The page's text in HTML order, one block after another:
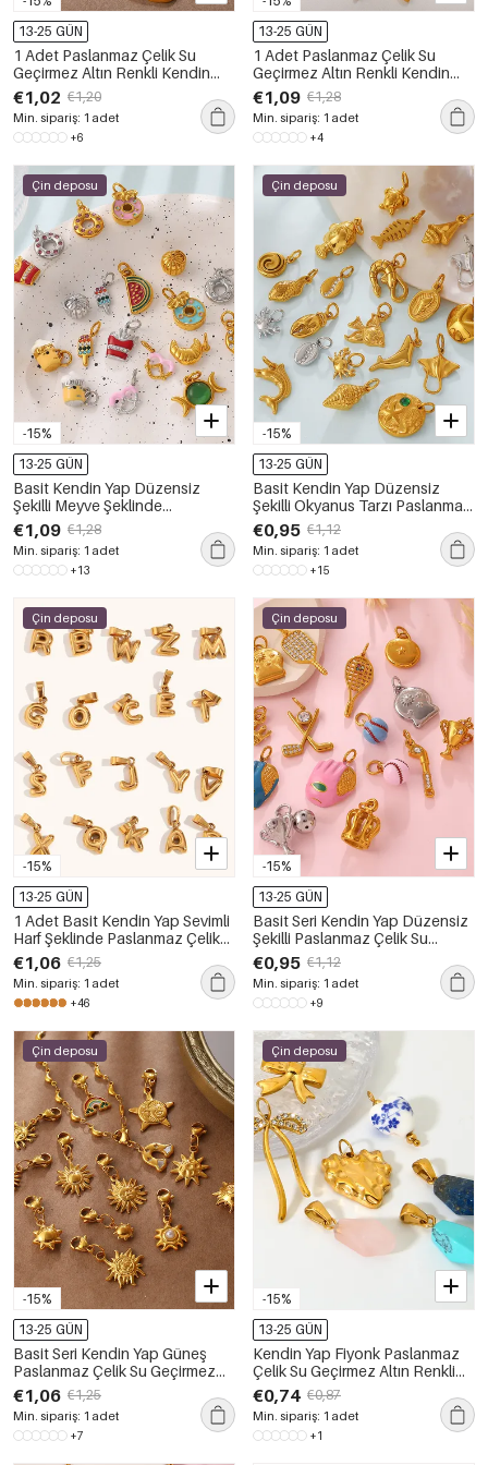
13-25 GÜN
1 Adet Paslanmaz Çelik Su
Geçirmez Altın Renkli Kendin
Yap Kolye
€1,02 €1,20
Min. sipariş: 1 adet
+6
13-25 GÜN
1 Adet Paslanmaz Çelik Su
Geçirmez Altın Renkli Kendin
Yap Kolye
€1,09 €1,28
Min. sipariş: 1 adet
+4
-15%
Çin deposu
13-25 GÜN
Basit Kendin Yap Düzensiz
Şekilli Meyve Şeklinde
Paslanmaz Çelik Su Geçirmez
Altın Renkli Yapay Elmas Kolye
Uçları
€1,09 €1,28
Min. sipariş: 1 adet
+13
-15%
Çin deposu
13-25 GÜN
Basit Kendin Yap Düzensiz
Şekilli Okyanus Tarzı Paslanmaz
Çelik Su Geçirmez Altın Renkli
Yapay Elmas Kolye Uçları
€0,95 €1,12
Min. sipariş: 1 adet
+15
-15%
Çin deposu
13-25 GÜN
1 Adet Basit Kendin Yap Sevimli
Harf Şeklinde Paslanmaz Çelik
Su Geçirmez Altın Renkli Kadın
Kolye Ucu
€1,06 €1,25
Min. sipariş: 1 adet
+46
-15%
Çin deposu
13-25 GÜN
Basit Seri Kendin Yap Düzensiz
Şekilli Paslanmaz Çelik Su
Geçirmez Altın Renkli
Rhinestone Kolye Uçları
€0,95 €1,12
Min. sipariş: 1 adet
+9
-15%
Çin deposu
13-25 GÜN
Basit Seri Kendin Yap Güneş
Paslanmaz Çelik Su Geçirmez
Altın Renk Kadın Kolye Uçları
€1,06 €1,25
Min. sipariş: 1 adet
+7
-15%
Çin deposu
13-25 GÜN
Kendin Yap Fiyonk Paslanmaz
Çelik Su Geçirmez Altın Renkli
Kolye Uçları
€0,74 €0,87
Min. sipariş: 1 adet
+1